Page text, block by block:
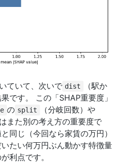
ていて、次いで dist
（駅か
です。 この「SHAP重要度」
の split （分岐回数）や
また別の考え方の重要度で
同じ（今回なら家賃の万円）
たい何万円ぶん動かす特徴量
利点です。